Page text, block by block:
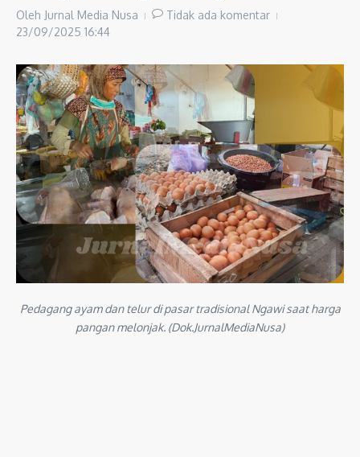
Oleh Jurnal Media Nusa
Tidak ada komentar
23/09/2025 16:44
Pedagang ayam dan telur di pasar tradisional Ngawi saat harga
pangan melonjak. (Dok.JurnalMediaNusa)